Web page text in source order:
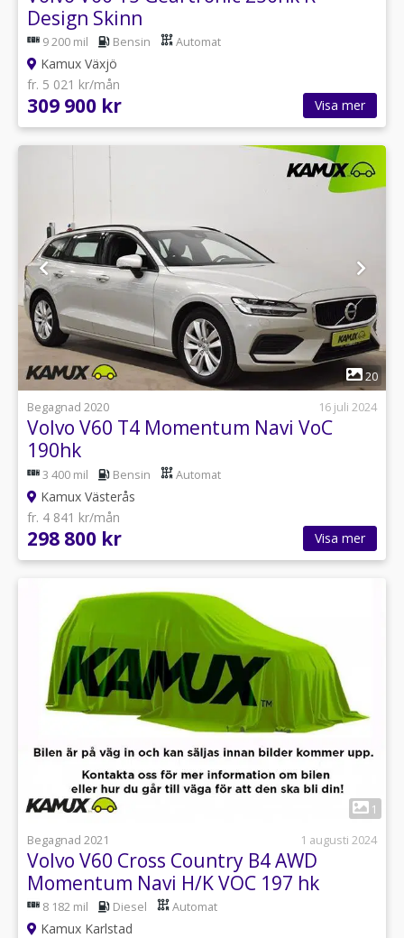
Design Skinn
9 200 mil Bensin Automat
Kamux Växjö
fr. 5 021 kr/mån
309 900 kr Visa mer
1
20
Begagnad 2020
16 juli 2024
Volvo V60 T4 Momentum Navi VoC
190hk
3 400 mil Bensin Automat
Kamux Västerås
fr. 4 841 kr/mån
298 800 kr Visa mer
1
Begagnad 2021
1 augusti 2024
Volvo V60 Cross Country B4 AWD
Momentum Navi H/K VOC 197 hk
8 182 mil Diesel Automat
Kamux Karlstad